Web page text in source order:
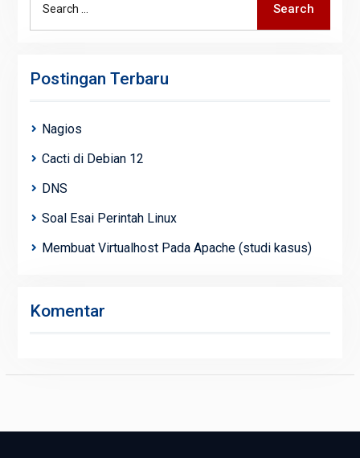
Search
Postingan Terbaru
Nagios
Cacti di Debian 12
DNS
Soal Esai Perintah Linux
Membuat Virtualhost Pada Apache (studi kasus)
Komentar